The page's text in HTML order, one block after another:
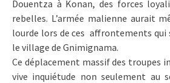
Douentza à Konan, des forces
rebelles. L’armée malienne aurait
lourde lors de ces affrontements qui
le village de Gnimignama.
Ce déplacement massif des troupes
vive inquiétude non seulement au